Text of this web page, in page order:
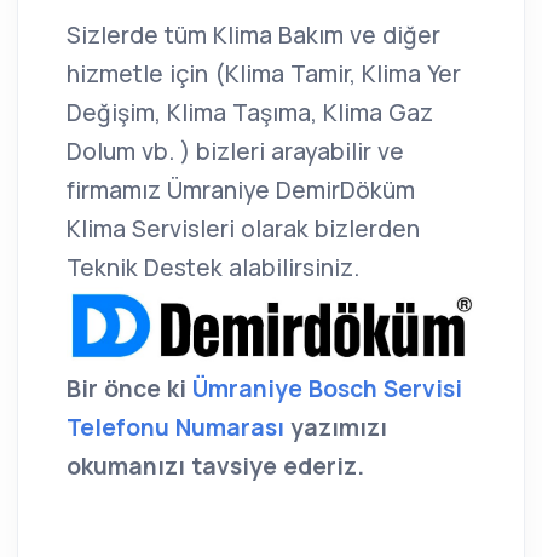
Sizlerde tüm Klima Bakım ve diğer
hizmetle için (Klima Tamir, Klima Yer
Değişim, Klima Taşıma, Klima Gaz
Dolum vb. ) bizleri arayabilir ve
firmamız Ümraniye DemirDöküm
Klima Servisleri olarak bizlerden
Teknik Destek alabilirsiniz.
Bir önce ki Ümraniye Bosch Servisi
Telefonu Numarası yazımızı
okumanızı tavsiye ederiz.